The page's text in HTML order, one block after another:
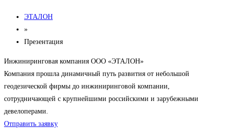
ЭТАЛОН
»
Презентация
Инжиниринговая компания ООО «ЭТАЛОН»
Компания прошла динамичный путь развития от небольшой
геодезической фирмы до инжиниринговой компании,
сотрудничающей с крупнейшими российскими и зарубежными
девелоперами.
Отправить заявку